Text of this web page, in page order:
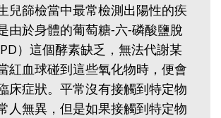
兒篩檢當中最常檢測出陽性的疾
由於身體的葡萄糖-六-磷酸鹽脫
）這個酵素缺乏，無法代謝某
紅血球碰到這些氧化物時，便會
床症狀。平常沒有接觸到特定物
人無異，但是如果接觸到特定物